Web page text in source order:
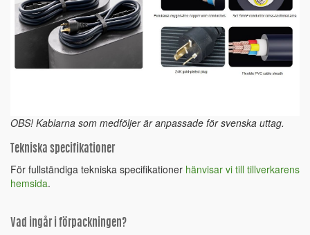
OBS! Kablarna som medföljer är anpassade för svenska uttag.
Tekniska specifikationer
För fullständiga tekniska specifikationer hänvisar vi till tillverkarens
hemsida.
Vad ingår i förpackningen?